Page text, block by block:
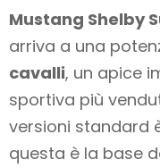
Mustang Shelby
arriva a una
cavalli, un apice
sportiva più
versioni standard
questa è la base